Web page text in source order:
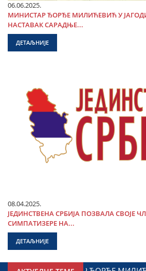
06.06.2025.
МИНИСТАР ЂОРЂЕ МИЛИЋЕВИЋ У
НАСТАВАК САРАДЊЕ...
ДЕТАЉНИЈЕ
08.04.2025.
ЈЕДИНСТВЕНА СРБИЈА ПОЗВАЛА СВОЈЕ
СИМПАТИЗЕРЕ НА...
ДЕТАЉНИЈЕ